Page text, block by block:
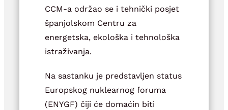
CCM-a održao se i tehnički posjet
španjolskom Centru za
energetska, ekološka i tehnološka
istraživanja.
Na sastanku je predstavljen status
Europskog nuklearnog foruma
(ENYGF) čiji će domaćin biti